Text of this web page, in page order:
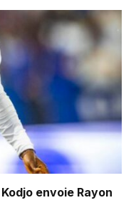
envoie Rayon